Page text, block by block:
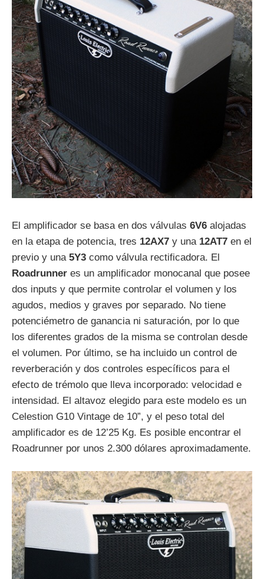
El amplificador se basa en dos válvulas 6V6 alojadas
en la etapa de potencia, tres 12AX7 y una 12AT7 en el
previo y una 5Y3 como válvula rectificadora. El
Roadrunner es un amplificador monocanal que posee
dos inputs y que permite controlar el volumen y los
agudos, medios y graves por separado. No tiene
potenciémetro de ganancia ni saturación, por lo que
los diferentes grados de la misma se controlan desde
el volumen. Por último, se ha incluido un control de
reverberación y dos controles específicos para el
efecto de trémolo que lleva incorporado: velocidad e
intensidad. El altavoz elegido para este modelo es un
Celestion G10 Vintage de 10”, y el peso total del
amplificador es de 12’25 Kg. Es posible encontrar el
Roadrunner por unos 2.300 dólares aproximadamente.